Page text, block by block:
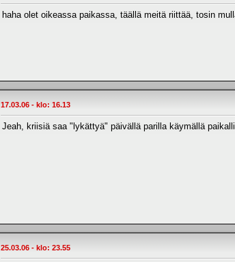
haha olet oikeassa paikassa, täällä meitä riittää, tosin
17.03.06 - klo: 16.13
Jeah, kriisiä saa "lykättyä" päivällä parilla käymällä
25.03.06 - klo: 23.55